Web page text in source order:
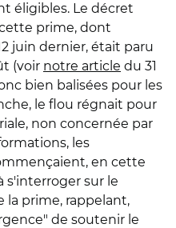
éligibles. Le décret
prime, dont
juin dernier, était paru
(voir notre article du 31
bien balisées pour les
le flou régnait pour
non concernée par
les
en cette
s'interroger sur le
la prime, rappelant,
de soutenir le